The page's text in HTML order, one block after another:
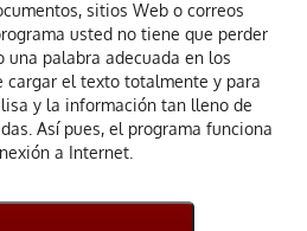
sitios Web o correos
usted no tiene que perder
una palabra adecuada en los
cargar el texto totalmente y para
y la información tan lleno de
Así pues, el programa funciona
a Internet.